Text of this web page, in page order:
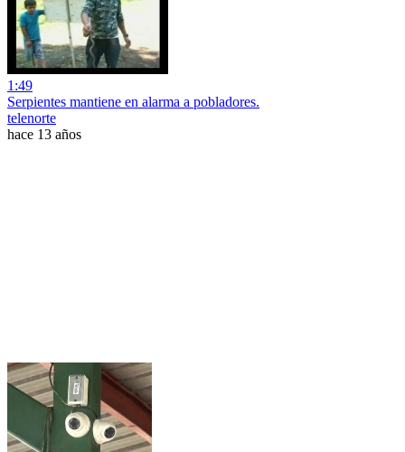
1:49
Serpientes mantiene en alarma a pobladores.
telenorte
hace 13 años